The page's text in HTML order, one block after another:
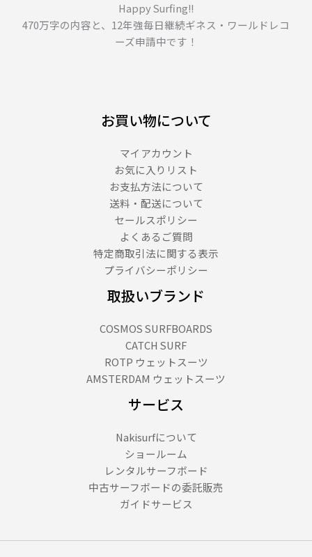
Happy Surfing!!
470万字の内容と、12年強毎日継続ギネス・ワールドレコ
ーズ申請中です！
お買い物について
マイアカウント
お気に入りリスト
お支払方法について
送料・配送について
セールスポリシー
よくあるご質問
特定商取引法に関する表示
プライバシーポリシー
取扱いブランド
COSMOS SURFBOARDS
CATCH SURF
ROTP ウェットスーツ
AMSTERDAM ウェットスーツ
サービス
Nakisurfについて
ショールーム
レンタルサーフボード
中古サーフボードの委託販売
ガイドサービス